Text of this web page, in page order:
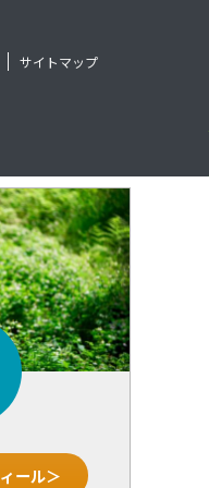
サイトマップ
ール＞